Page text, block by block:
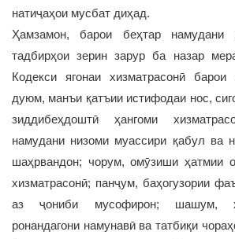
натиҷаҳои мусбат диҳад.
Ҳамзамон, барои беҳтар намудани
тадбирҳои зерин зарур ба назар
Кодекси ягонаи хизматрасонӣ барои
дуюм, манъи қатъии истифодаи нос,
зиддибеҳдоштӣ ҳангоми
намудани низоми муассири қабул ва
шаҳрвандон; чорум, омӯзиши ҳатмии
хизматрасонӣ; панҷум, баҳогузории
аз ҷониби мусофирон; шашум,
ронандагони намунавӣ ва татбиқи